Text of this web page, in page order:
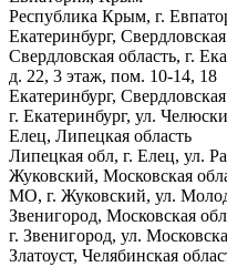
Республика Крым, г.
Екатеринбург,
Свердловская область, г.
д. 22, 3 этаж, пом. 10-14, 18
Екатеринбург,
г. Екатеринбург, ул.
Елец, Липецкая область
Липецкая обл, г. Елец, ул.
Жуковский, Московская
МО, г. Жуковский, ул.
Звенигород, Московская
г. Звенигород, ул.
Златоуст, Челябинская